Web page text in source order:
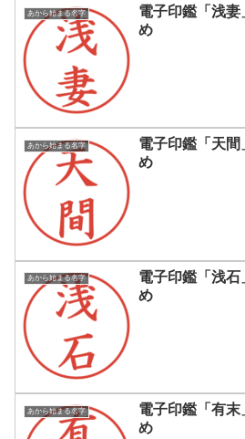
あから始まる名字
電子印鑑「浅妻
め
あから始まる名字
電子印鑑「天間
め
あから始まる名字
電子印鑑「浅石
め
あから始まる名字
電子印鑑「有末
め